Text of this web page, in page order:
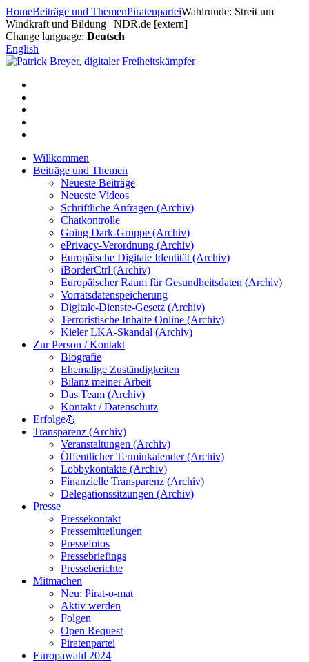
Zum
Inhalt
springen
HomeBeiträge und ThemenPiratenparteiWahlrunde: Streit um
Windkraft und Bildung | NDR.de [extern]
Change language: Deutsch
English
Willkommen
Beiträge und Themen
Neueste Beiträge
Neueste Videos
Schriftliche Anfragen (Archiv)
Chatkontrolle
Going Dark-Gruppe (Archiv)
ePrivacy-Verordnung (Archiv)
Europäische Digitale Identität (Archiv)
iBorderCtrl (Archiv)
Europäischer Raum für Gesundheitsdaten (Archiv)
Vorratsdatenspeicherung
Digitale-Dienste-Gesetz (Archiv)
Terroristische Inhalte Online (Archiv)
Kieler LKA-Skandal (Archiv)
Zur Person / Kontakt
Biografie
Ehemalige Zuständigkeiten
Bilanz meiner Arbeit
Das Team (Archiv)
Kontakt / Datenschutz
Erfolge💪
Transparenz (Archiv)
Veranstaltungen (Archiv)
Öffentlicher Terminkalender (Archiv)
Lobbykontakte (Archiv)
Finanzielle Transparenz (Archiv)
Delegationssitzungen (Archiv)
Presse
Pressekontakt
Pressemitteilungen
Pressefotos
Pressebriefings
Presseberichte
Mitmachen
Neu: Pirat-o-mat
Aktiv werden
Folgen
Open Request
Piratenpartei
Europawahl 2024